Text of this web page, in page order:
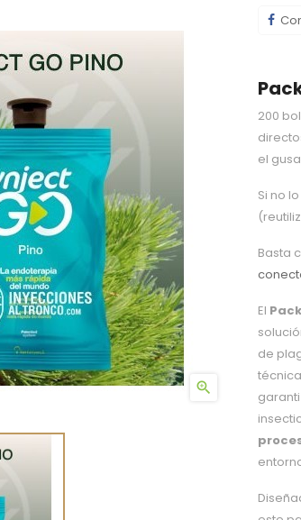

200
el
Si no
Basta
El
de